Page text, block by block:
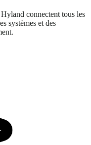
connectent tous les
systèmes et des